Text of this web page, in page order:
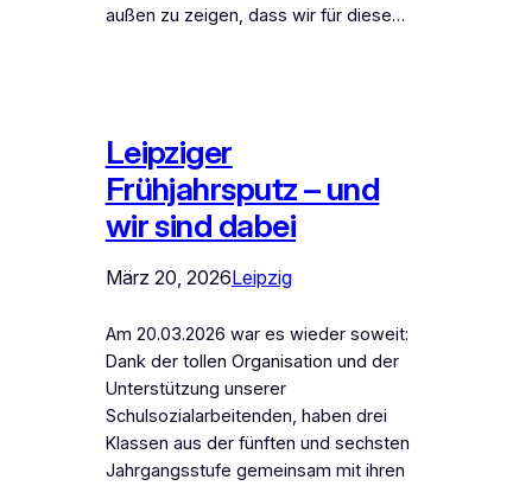
außen zu zeigen, dass wir für diese…
Leipziger
Frühjahrsputz – und
wir sind dabei
März 20, 2026Leipzig
Am 20.03.2026 war es wieder soweit:
Dank der tollen Organisation und der
Unterstützung unserer
Schulsozialarbeitenden, haben drei
Klassen aus der fünften und sechsten
Jahrgangsstufe gemeinsam mit ihren